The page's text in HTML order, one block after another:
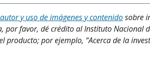
y uso de imágenes y contenidosobre
favor, dé crédito al Instituto Nacional
por ejemplo, “Acerca de la